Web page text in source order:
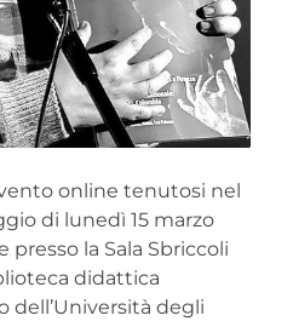
online tenutosi nel
di lunedì 15 marzo
presso la Sala Sbriccoli
didattica
dell’Università degli